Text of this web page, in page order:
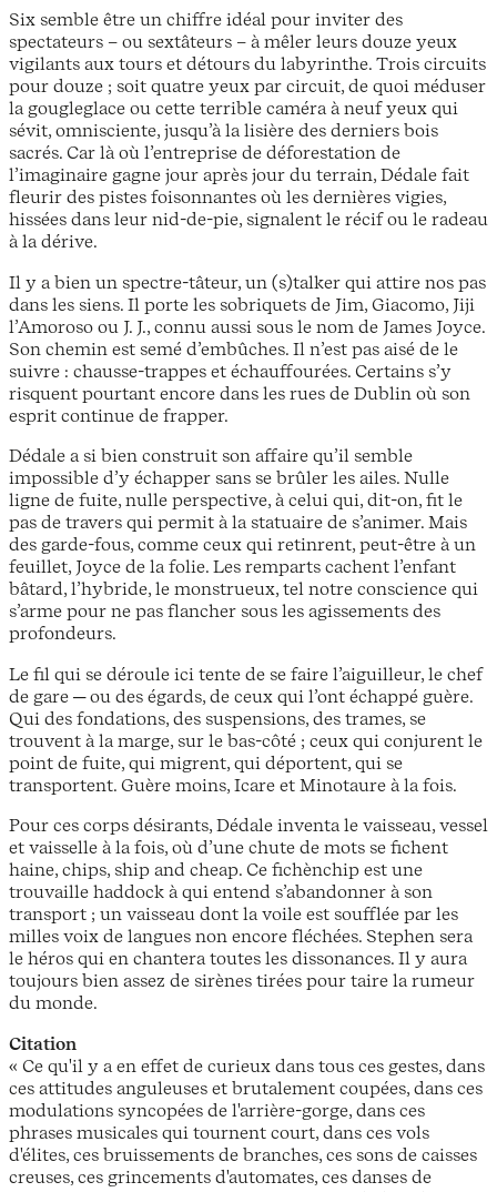
Six semble être un chiffre idéal pour inviter des
spectateurs – ou sextâteurs – à mêler leurs douze yeux
vigilants aux tours et détours du labyrinthe. Trois circuits
pour douze ; soit quatre yeux par circuit, de quoi méduser
la gougleglace ou cette terrible caméra à neuf yeux qui
sévit, omnisciente, jusqu’à la lisière des derniers bois
sacrés. Car là où l’entreprise de déforestation de
l’imaginaire gagne jour après jour du terrain, Dédale fait
fleurir des pistes foisonnantes où les dernières vigies,
hissées dans leur nid-de-pie, signalent le récif ou le radeau
à la dérive.
Il y a bien un spectre-tâteur, un (s)talker qui attire nos pas
dans les siens. Il porte les sobriquets de Jim, Giacomo, Jiji
l’Amoroso ou J. J., connu aussi sous le nom de James Joyce.
Son chemin est semé d’embûches. Il n’est pas aisé de le
suivre : chausse-trappes et échauffourées. Certains s’y
risquent pourtant encore dans les rues de Dublin où son
esprit continue de frapper.
Dédale a si bien construit son affaire qu’il semble
impossible d’y échapper sans se brûler les ailes. Nulle
ligne de fuite, nulle perspective, à celui qui, dit-on, fit le
pas de travers qui permit à la statuaire de s’animer. Mais
des garde-fous, comme ceux qui retinrent, peut-être à un
feuillet, Joyce de la folie. Les remparts cachent l’enfant
bâtard, l’hybride, le monstrueux, tel notre conscience qui
s’arme pour ne pas flancher sous les agissements des
profondeurs.
Le fil qui se déroule ici tente de se faire l’aiguilleur, le chef
de gare ─ ou des égards, de ceux qui l’ont échappé guère.
Qui des fondations, des suspensions, des trames, se
trouvent à la marge, sur le bas-côté ; ceux qui conjurent le
point de fuite, qui migrent, qui déportent, qui se
transportent. Guère moins, Icare et Minotaure à la fois.
Pour ces corps désirants, Dédale inventa le vaisseau, vessel
et vaisselle à la fois, où d’une chute de mots se fichent
haine, chips, ship and cheap. Ce fichènchip est une
trouvaille haddock à qui entend s’abandonner à son
transport ; un vaisseau dont la voile est soufflée par les
milles voix de langues non encore fléchées. Stephen sera
le héros qui en chantera toutes les dissonances. Il y aura
toujours bien assez de sirènes tirées pour taire la rumeur
du monde.
Citation
« Ce qu'il y a en effet de curieux dans tous ces gestes, dans
ces attitudes anguleuses et brutalement coupées, dans ces
modulations syncopées de l'arrière-gorge, dans ces
phrases musicales qui tournent court, dans ces vols
d'élites, ces bruissements de branches, ces sons de caisses
creuses, ces grincements d'automates, ces danses de